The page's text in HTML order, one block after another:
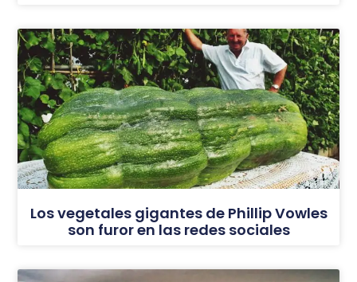
Los vegetales gigantes de Phillip Vowles
son furor en las redes sociales